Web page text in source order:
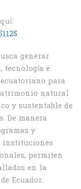
generar
tecnología e
para
natural
y sustentable de
De manera
y
instituciones
permiten
en la
Ecuador.